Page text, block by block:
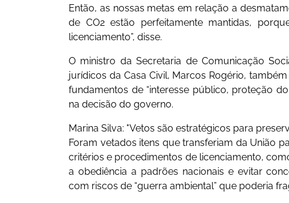
Então, as nossas metas em relação a
de CO2 estão perfeitamente mantidas,
licenciamento”, disse.
O ministro da Secretaria de Comunicação
jurídicos da Casa Civil, Marcos Rogério,
fundamentos de “interesse público, proteção
na decisão do governo.
Marina Silva: "Vetos são estratégicos para
Foram vetados itens que transferiam da União
critérios e procedimentos de licenciamento,
a obediência a padrões nacionais e evitar
com riscos de “guerra ambiental” que poderia